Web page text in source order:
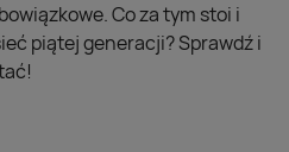
Co za tym stoi i
piątej generacji? Sprawdź i